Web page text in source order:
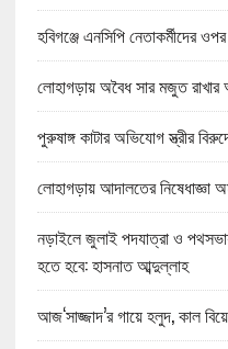
হবিগঞ্জে এনসিপি নেতাকর্মীদের ওপর
লোহাগড়ায় অবৈধ সার মজুত রাখার
পুরুষাঙ্গ কাটার অভিযোগ স্ত্রীর
লোহাগড়ায় আদালতের নিষেধাজ্ঞা
নড়াইলে জুলাই পদযাত্রা ও
হতে হবে: হাসনাত আব্দুল্লাহ
আজ‘সাজ্জাদ’র গায়ে হলুদ, কাল বিয়ে